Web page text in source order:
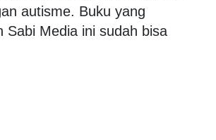
autisme. Buku yang
Sabi Media ini sudah bisa